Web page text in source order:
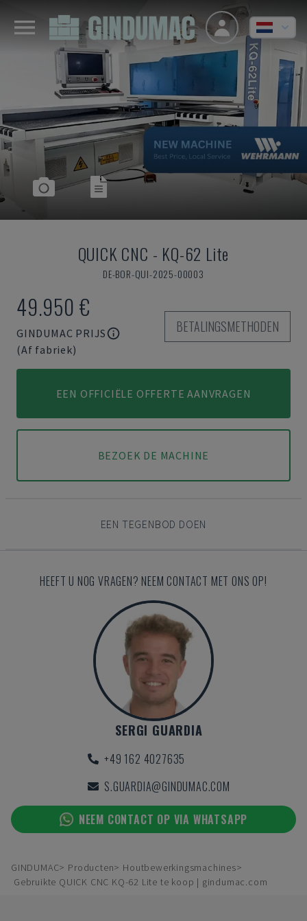
QUICK CNC - KQ-62 Lite
DE-BOR-QUI-2025-00003
49.950 €
GINDUMAC PRIJS
(Af fabriek)
BETALINGSMETHODEN
EEN OFFICIËLE OFFERTE AANVRAGEN
BEZOEK DE MACHINE
EEN TEGENBOD DOEN
HEEFT U NOG VRAGEN? NEEM CONTACT MET ONS OP!
SERGI GUARDIA
+49 162 4027635
S.GUARDIA@GINDUMAC.COM
NEEM CONTACT OP VIA WHATSAPP
GINDUMAC Producten
Houtbewerkingsmachines
Gebruikte QUICK CNC KQ-62 Lite te koop | gindumac.com